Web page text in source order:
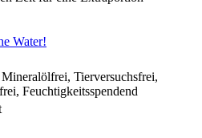
Water!
Tierversuchsfrei,
Feuchtigkeitsspendend